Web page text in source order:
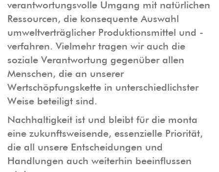
verantwortungsvolle Umgang mit natürlichen
Ressourcen, die konsequente Auswahl
umweltverträglicher Produktionsmittel und -
verfahren. Vielmehr tragen wir auch die
soziale Verantwortung gegenüber allen
Menschen, die an unserer
Wertschöpfungskette in unterschiedlichster
Weise beteiligt sind.
Nachhaltigkeit ist und bleibt für die monta
eine zukunftsweisende, essenzielle Priorität,
die all unsere Entscheidungen und
Handlungen auch weiterhin beeinflussen